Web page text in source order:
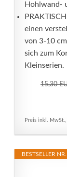
Hohlwand-
einen
von 3-10
sich zum
Kleinserien.
15,30
Preis inkl.
BESTSELLER